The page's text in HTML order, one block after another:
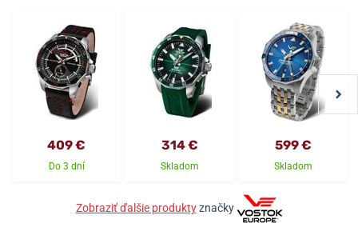
409 €
Do 3 dní
314 €
Skladom
599 €
Skladom
Zobraziť ďalšie produktyznačky